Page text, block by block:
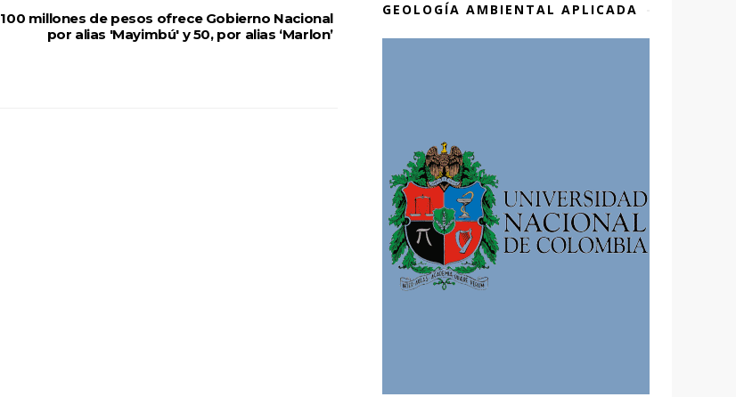
100 millones de pesos ofrece Gobierno Nacional
por alias 'Mayimbú' y 50, por alias ‘Marlon’
GEOLOGÍA AMBIENTAL APLICADA